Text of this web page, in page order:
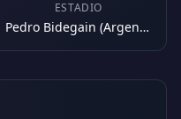
ESTADIO
Pedro Bidegain (Argentina)